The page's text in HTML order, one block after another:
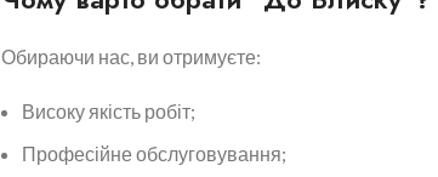
Обираючи нас, ви отримуєте:
Високу якість робіт;
Професійне обслуговування;